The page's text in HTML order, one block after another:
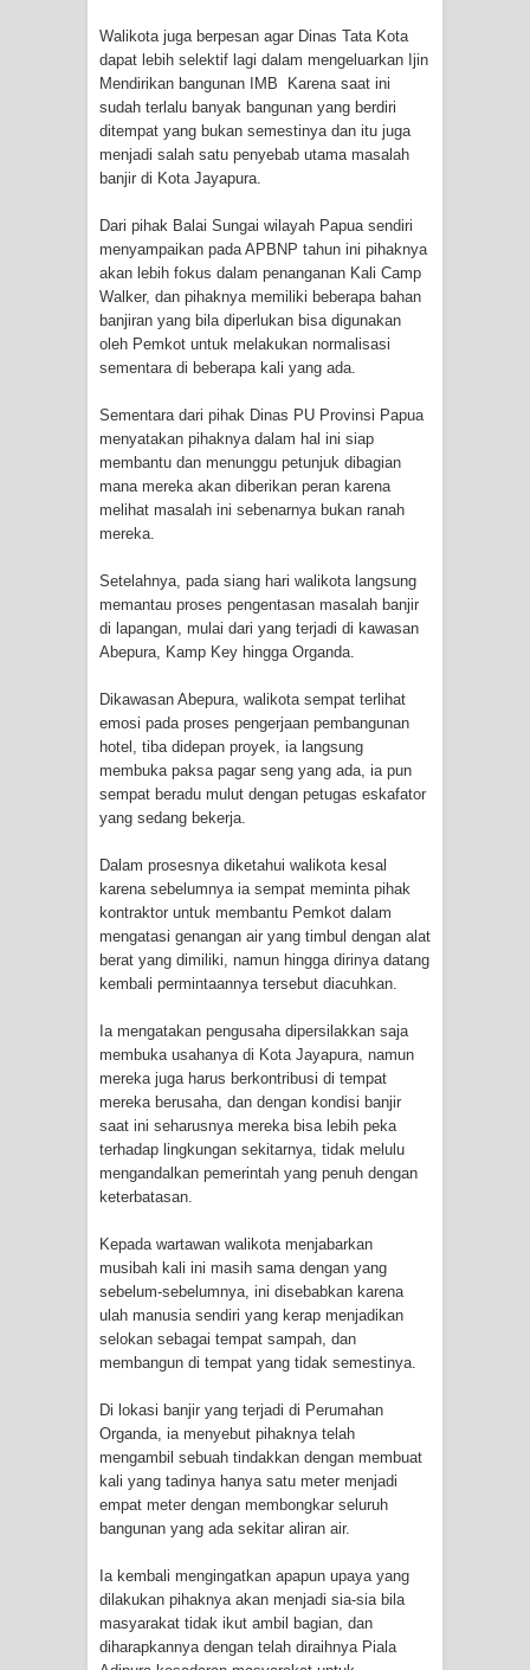
Menghambur ke Tengah Jalan
Polres Jayapura Terima Laporan
Hilangnya Agustina Ester Bonsapia
Marthen Medlama Sebut Pemprov
Papua Siapkan 1000 Kuota Beasiswa
Mace
BRI Region 18 Jayapura Salurkan
Bantuan CSR untuk RS Bhayangkara
Polda Papua pada Peringatan Hari
Bhayangkara ke-80
Frontier into National Food Belt with
Mentan Tinjau Program Cetak Sawah
dan Penanaman Padi di Merauke
Mantan Sekda Jayawijaya Jadi
Tersangka Kasus Korupsi Jalan
Lingkar
Papuan Artisans Take Center Stage
Anniversary in Makassar
Presenter TVRI Papua Barat Yanto
Idorway Masih Hilang
Walikota juga berpesan agar Dinas Tata Kota
dapat lebih selektif lagi dalam mengeluarkan Ijin
Mendirikan bangunan IMB Karena saat ini
sudah terlalu banyak bangunan yang berdiri
ditempat yang bukan semestinya dan itu juga
menjadi salah satu penyebab utama masalah
banjir di Kota Jayapura.
Dari pihak Balai Sungai wilayah Papua sendiri
menyampaikan pada APBNP tahun ini pihaknya
akan lebih fokus dalam penanganan Kali Camp
Walker, dan pihaknya memiliki beberapa bahan
banjiran yang bila diperlukan bisa digunakan
oleh Pemkot untuk melakukan normalisasi
sementara di beberapa kali yang ada.
Sementara dari pihak Dinas PU Provinsi Papua
menyatakan pihaknya dalam hal ini siap
membantu dan menunggu petunjuk dibagian
mana mereka akan diberikan peran karena
melihat masalah ini sebenarnya bukan ranah
mereka.
Setelahnya, pada siang hari walikota langsung
memantau proses pengentasan masalah banjir
di lapangan, mulai dari yang terjadi di kawasan
Abepura, Kamp Key hingga Organda.
Dikawasan Abepura, walikota sempat terlihat
emosi pada proses pengerjaan pembangunan
hotel, tiba didepan proyek, ia langsung
membuka paksa pagar seng yang ada, ia pun
sempat beradu mulut dengan petugas eskafator
yang sedang bekerja.
Dalam prosesnya diketahui walikota kesal
karena sebelumnya ia sempat meminta pihak
kontraktor untuk membantu Pemkot dalam
mengatasi genangan air yang timbul dengan alat
berat yang dimiliki, namun hingga dirinya datang
kembali permintaannya tersebut diacuhkan.
Ia mengatakan pengusaha dipersilakkan saja
membuka usahanya di Kota Jayapura, namun
mereka juga harus berkontribusi di tempat
mereka berusaha, dan dengan kondisi banjir
saat ini seharusnya mereka bisa lebih peka
terhadap lingkungan sekitarnya, tidak melulu
mengandalkan pemerintah yang penuh dengan
keterbatasan.
Kepada wartawan walikota menjabarkan
musibah kali ini masih sama dengan yang
sebelum-sebelumnya, ini disebabkan karena
ulah manusia sendiri yang kerap menjadikan
selokan sebagai tempat sampah, dan
membangun di tempat yang tidak semestinya.
Di lokasi banjir yang terjadi di Perumahan
Organda, ia menyebut pihaknya telah
mengambil sebuah tindakkan dengan membuat
kali yang tadinya hanya satu meter menjadi
empat meter dengan membongkar seluruh
bangunan yang ada sekitar aliran air.
Ia kembali mengingatkan apapun upaya yang
dilakukan pihaknya akan menjadi sia-sia bila
masyarakat tidak ikut ambil bagian, dan
diharapkannya dengan telah diraihnya Piala